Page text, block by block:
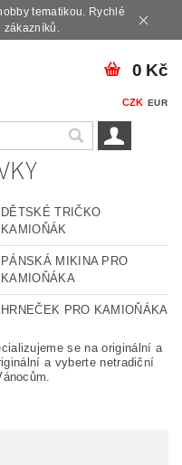
tematikou. Rychlé
zákazníků.
CZK EUR
0 Kč
DĚTSKÉ TRIČKO
KAMIOŇÁK
PÁNSKÁ MIKINA PRO
KAMIOŇÁKA
HRNEČEK PRO KAMIOŇÁKA
se na originální a
a vyberte netradiční